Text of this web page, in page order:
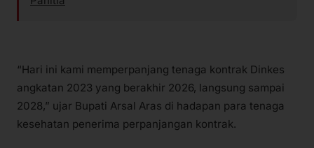
“Hari ini kami memperpanjang tenaga kontrak Dinkes
angkatan 2023 yang berakhir 2026, langsung sampai
2028,” ujar Bupati Arsal Aras di hadapan para tenaga
kesehatan penerima perpanjangan kontrak.